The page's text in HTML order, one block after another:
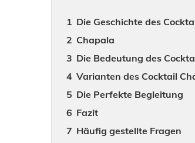
Die Geschichte des
Chapala
Die Bedeutung des
Varianten des Cocktail
Die Perfekte Begleitung
Fazit
Häufig gestellte Fragen